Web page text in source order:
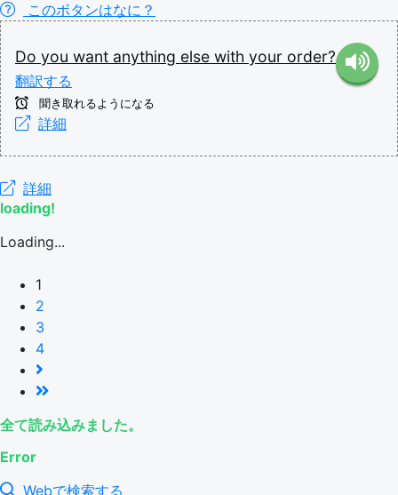
このボタンはなに？
Do you want anything else with your order?
翻訳する
聞き取れるようになる
詳細
詳細
loading!
Loading...
1
2
3
4
全て読み込みました。
Error
Webで検索する